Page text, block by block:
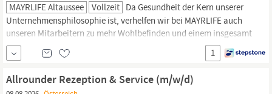
MAYRLIFE Altaussee Vollzeit Da Gesundheit der Kern unserer
Unternehmensphilosophie ist, verhelfen wir bei MAYRLIFE auch
unseren Mitarbeitern zu mehr Wohlbefinden und einem insgesamt
verbesserten Lebensgefühl. Professionelle und persönliche
Betreuung unserer internationalen Gäste Operative Führung des
Teams gemeinsam mit der Leitung der Medizinischen
Vertretung der...
1
Allrounder Rezeption & Service (m/w/d)